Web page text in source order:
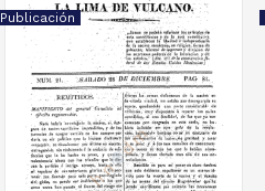
Publicación